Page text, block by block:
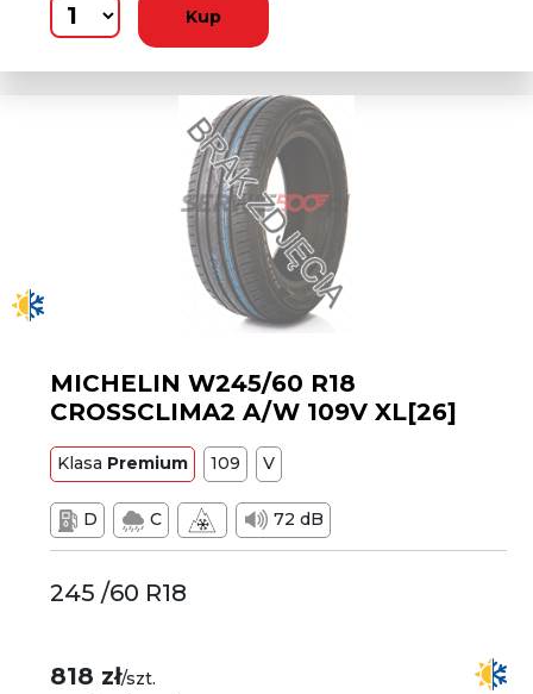
Kup
MICHELIN W245/60 R18
CROSSCLIMA2 A/W 109V XL[26]
Klasa Premium 109 V
D C 72 dB
245 /60 R18
818 zł/szt.